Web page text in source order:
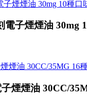
子煙煙油 30mg
煙煙油 30CC/